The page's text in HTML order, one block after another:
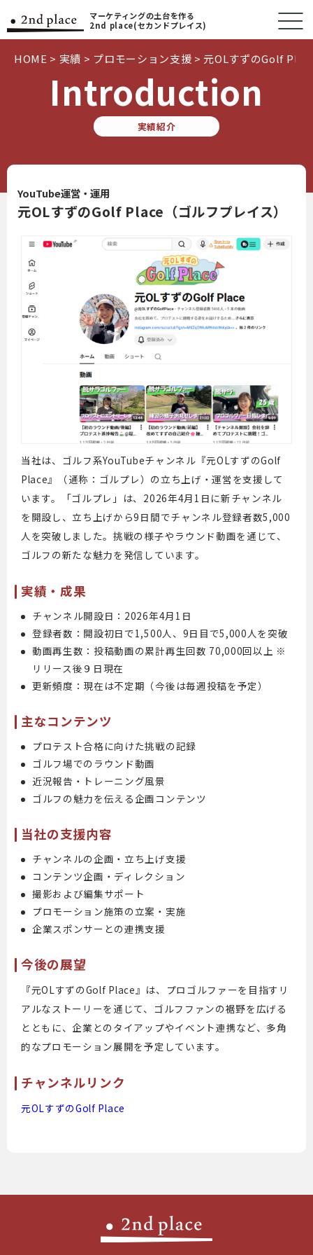
マーケティングの土台を作る
2nd place(セカンドプレイス)
HOME > 実績 > プロモーション支援 > 元OLすずのGolf
実績紹介
Introduction
YouTube運営・運用
元OLすずのGolf Place（ゴルフプレイス）
当社は、ゴルフ系YouTubeチャンネル『元OLすずのGolf
Place』（通称：ゴルプレ）の立ち上げ・運営を支援して
います。「ゴルプレ」は、2026年4月1日に新チャンネル
を開設し、立ち上げから9日間でチャンネル登録者数5,000
人を突破しました。挑戦の様子やラウンド動画を通じて、
ゴルフの新たな魅力を発信しています。
実績・成果
チャンネル開設日：2026年4月1日
登録者数：開設初日で1,500人、9日目で5,000人を突破
動画再生数：投稿動画の累計再生回数 70,000回以上 ※
リリース後９日現在
更新頻度：現在は不定期（今後は毎週投稿を予定）
主なコンテンツ
プロテスト合格に向けた挑戦の記録
ゴルフ場でのラウンド動画
近況報告・トレーニング風景
ゴルフの魅力を伝える企画コンテンツ
当社の支援内容
チャンネルの企画・立ち上げ支援
コンテンツ企画・ディレクション
撮影および編集サポート
プロモーション施策の立案・実施
企業スポンサーとの連携支援
今後の展望
『元OLすずのGolf Place』は、プロゴルファーを目指すリ
アルなストーリーを通じて、ゴルフファンの裾野を広げる
とともに、企業とのタイアップやイベント連携など、多角
的なプロモーション展開を予定しています。
チャンネルリンク
元OLすずのGolf Place